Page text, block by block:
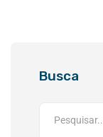
Busca